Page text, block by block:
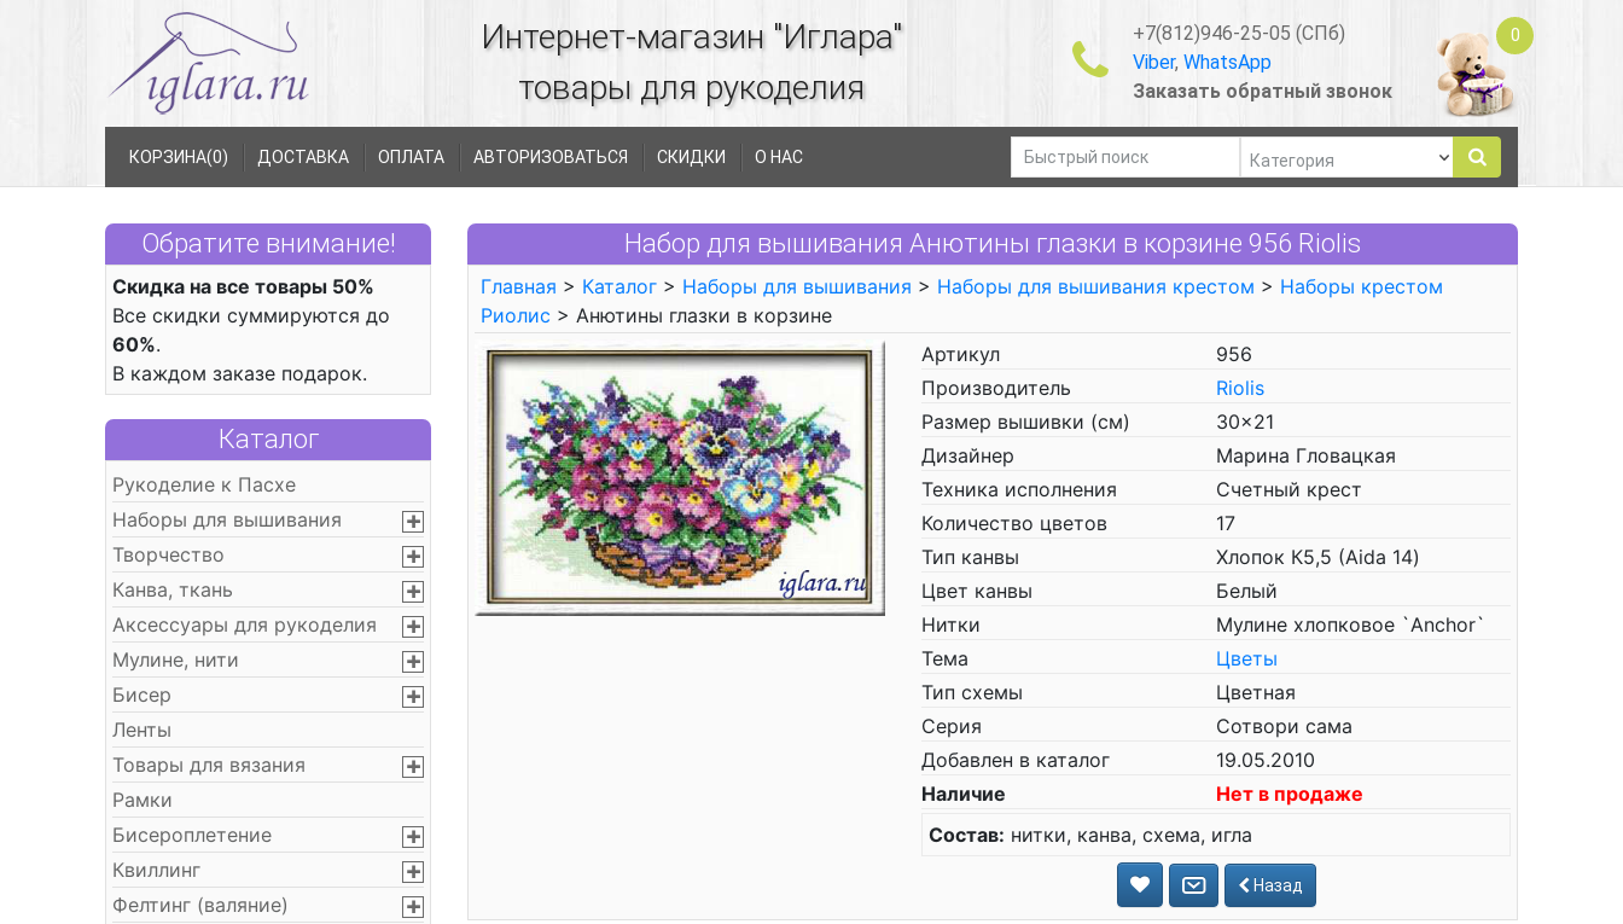
Интернет-магазин "Иглара"
товары для рукоделия
+7(812)946-25-05 (СПб)
Viber, WhatsApp
Заказать обратный звонок
0
КОРЗИНА(0) ДОСТАВКА ОПЛАТА АВТОРИЗОВАТЬСЯ СКИДКИ О НАС
Обратите внимание!
Скидка на все товары 50%
Все скидки суммируются до
60%.
В каждом заказе подарок.
Каталог
Рукоделие к Пасхе
Наборы для вышивания
Творчество
Канва, ткань
Аксессуары для рукоделия
Мулине, нити
Бисер
Ленты
Товары для вязания
Рамки
Бисероплетение
Квиллинг
Фелтинг (валяние)
Набор для вышивания Анютины глазки в корзине 956 Riolis
Главная > Каталог > Наборы для вышивания > Наборы для вышивания крестом > Наборы крестом
Риолис > Анютины глазки в корзине
Артикул
956
Производитель
Riolis
Размер вышивки (см)
30x21
Дизайнер
Марина Гловацкая
Техника исполнения
Счетный крест
Количество цветов
17
Тип канвы
Хлопок К5,5 (Aida 14)
Цвет канвы
Белый
Нитки
Мулине хлопковое `Anchor`
Тема
Цветы
Тип схемы
Цветная
Серия
Сотвори сама
Добавлен в каталог
19.05.2010
Наличие
Нет в продаже
Состав: нитки, канва, схема, игла
Назад